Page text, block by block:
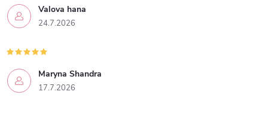
Valova hana
24.7.2026
Maryna Shandra
17.7.2026